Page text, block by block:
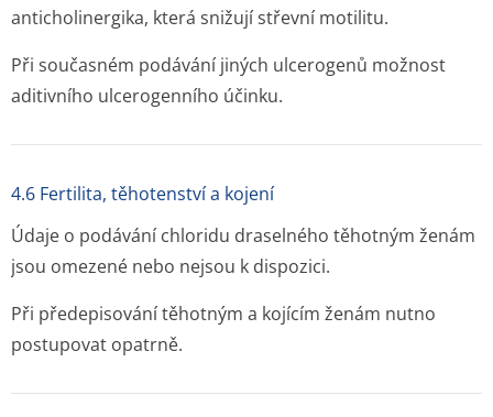
anticholinergika, která snižují střevní motilitu.
Při současném podávání jiných ulcerogenů možnost
aditivního ulcerogenního účinku.
4.6 Fertilita, těhotenství a kojení
Údaje o podávání chloridu draselného těhotným ženám
jsou omezené nebo nejsou k dispozici.
Při předepisování těhotným a kojícím ženám nutno
postupovat opatrně.